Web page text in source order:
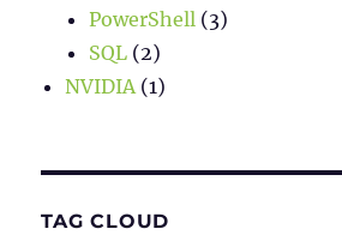
PowerShell (3)
SQL (2)
NVIDIA(1)
TAG CLOUD